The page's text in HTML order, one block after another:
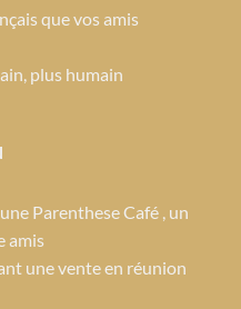
que vos amis
plus humain
Parenthese Café , un
amis
une vente en réunion